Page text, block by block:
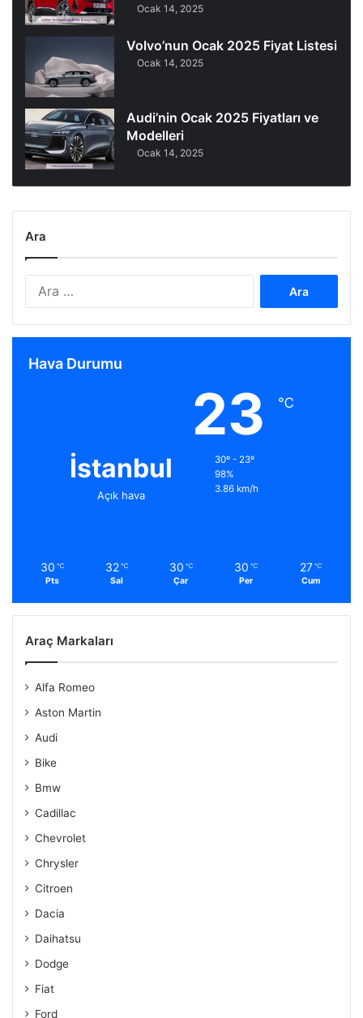
Ocak 14, 2025
Volvo’nun Ocak 2025 Fiyat Listesi
Ocak 14, 2025
Audi’nin Ocak 2025 Fiyatları ve
Modelleri
Ocak 14, 2025
Ara
Hava Durumu
İstanbul
Açık hava
23 ℃
30º - 23º
98%
3.86 km/h
30 ℃
Pts
32 ℃
Sal
30 ℃
Çar
30 ℃
Per
27 ℃
Cum
Araç Markaları
Alfa Romeo
Aston Martin
Audi
Bike
Bmw
Cadillac
Chevrolet
Chrysler
Citroen
Dacia
Daihatsu
Dodge
Fiat
Ford